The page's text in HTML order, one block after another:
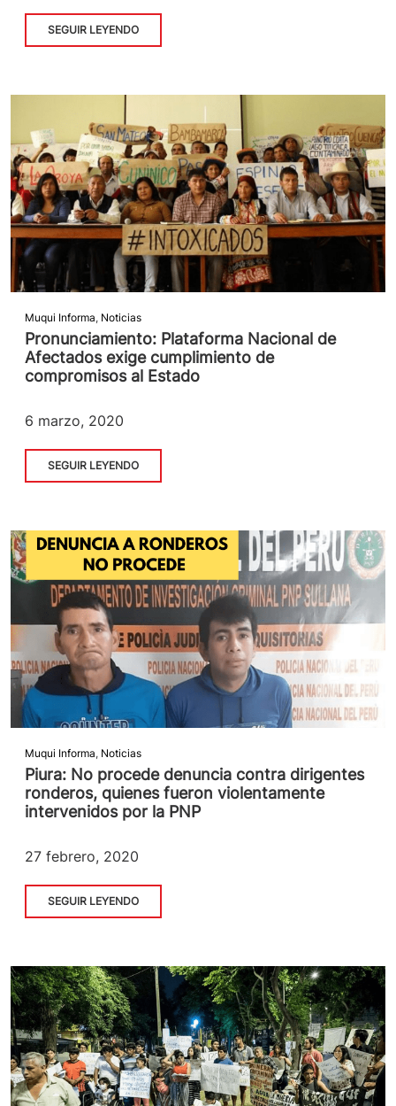
SEGUIR LEYENDO
Muqui Informa, Noticias
Pronunciamiento: Plataforma Nacional de
Afectados exige cumplimiento de
compromisos al Estado
6 marzo, 2020
SEGUIR LEYENDO
Muqui Informa, Noticias
Piura: No procede denuncia contra dirigentes
ronderos, quienes fueron violentamente
intervenidos por la PNP
27 febrero, 2020
SEGUIR LEYENDO